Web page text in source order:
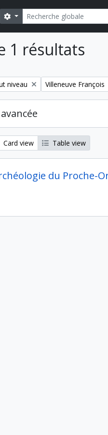
Rechercher
Search options
1 résultats
niveau Remove filter:
Villeneuve François
Card view Table view
du Proche-